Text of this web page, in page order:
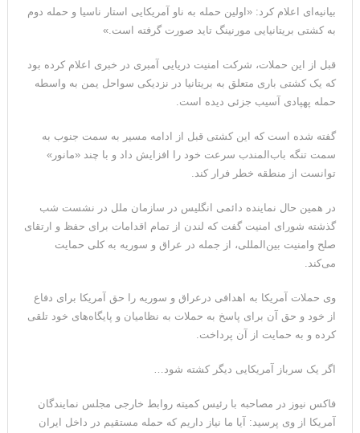
بیانیه‌ای اعلام کرد: «اولین حمله به ناو آمریکایی استار ناسیا و حمله دوم
به کشتی بریتانیایی مورنینگ تاید صورت گرفته است.»
قبل از این حملات، شرکت امنیت دریایی آمبری در خبری اعلام کرده بود
که یک کشتی باری متعلق به بریتانیا در نزدیکی سواحل یمن به واسطه
حمله پهپادی آسیب جزئی دیده است.
گفته شده است که این کشتی قبل از ادامه مسیر به سمت جنوب به
سمت تنگه باب‌المندب سرعت خود را افزایش داد و با چند «مانور»
توانست از منطقه خطر فرار کند.
در همین حال نماینده دائمی انگلیس در سازمان ملل در نشست شب
گذشته شورای امنیت گفت که لندن از تمام اقدامات برای حفظ و ارتقای
صلح وامنیت بین‌المللی، از جمله در عراق و سوریه به کلی حمایت
می‌کند.
وی حملات آمریکا به اهدافی درعراق و سوریه را حق آمریکا برای دفاع
از خود و حق آن برای پاسخ به حملات به نظامیان و پایگاه‌های خود تلقی
کرده و به حمایت از آن پرداخت.
اگر یک سرباز آمریکایی دیگر کشته شود…
فاکس نیوز در مصاحبه با رئیس کمیته روابط خارجی مجلس نمایندگان
آمریکا از وی پرسید: آیا ما نیاز داریم که حمله‌ مستقیم در داخل ایران